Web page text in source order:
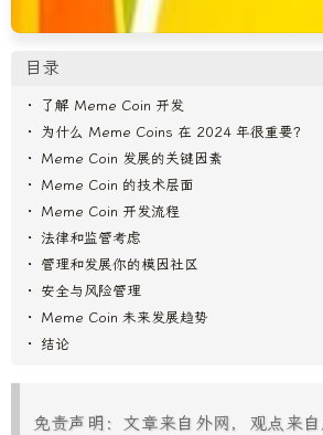
目录
了解 Meme Coin 开发
为什么 Meme Coins 在 2024 年很重要？
Meme Coin 发展的关键因素
Meme Coin 的技术层面
Meme Coin 开发流程
法律和监管考虑
管理和发展你的模因社区
安全与风险管理
Meme Coin 未来发展趋势
结论
免责声明：文章来自外网，观点来